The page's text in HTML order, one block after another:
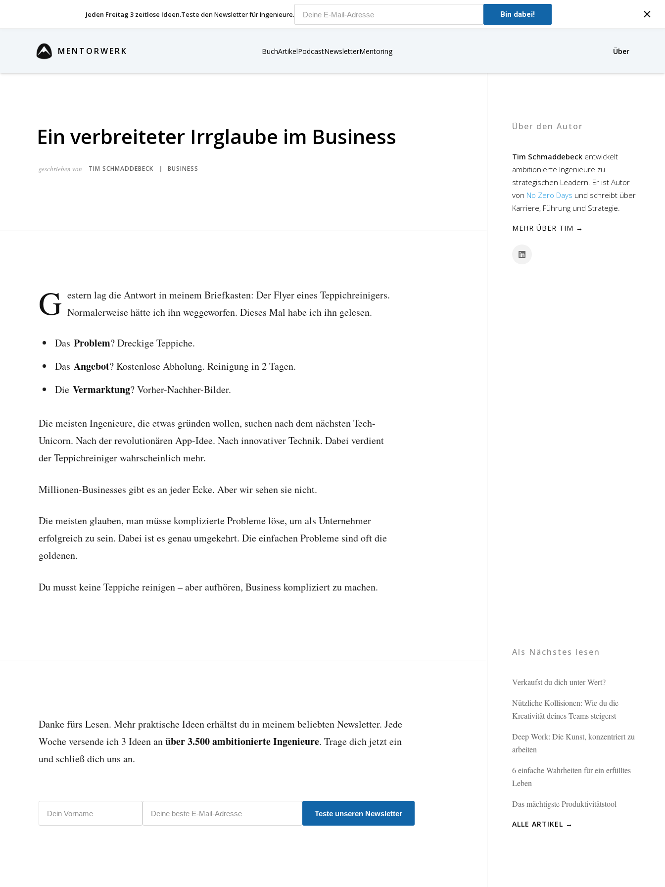
MENTORWERK BuchArtikelPodcastNewsletterMentoring
Jeden Freitag 3 zeitlose Ideen.Teste den Newsletter für Ingenieure.
E-Mail-Adresse
Bin dabei! ×
Über
Ein verbreiteter Irrglaube im Business
geschrieben von TIM SCHMADDEBECK BUSINESS
G estern lag die Antwort in meinem Briefkasten: Der Flyer eines Teppichreinigers.
Normalerweise hätte ich ihn weggeworfen. Dieses Mal habe ich ihn gelesen.
Das Problem? Dreckige Teppiche.
Das Angebot? Kostenlose Abholung. Reinigung in 2 Tagen.
Die Vermarktung? Vorher-Nachher-Bilder.
Die meisten Ingenieure, die etwas gründen wollen, suchen nach dem nächsten Tech-
Unicorn. Nach der revolutionären App-Idee. Nach innovativer Technik. Dabei verdient
der Teppichreiniger wahrscheinlich mehr.
Millionen-Businesses gibt es an jeder Ecke. Aber wir sehen sie nicht.
Die meisten glauben, man müsse komplizierte Probleme löse, um als Unternehmer
erfolgreich zu sein. Dabei ist es genau umgekehrt. Die einfachen Probleme sind oft die
goldenen.
Du musst keine Teppiche reinigen – aber aufhören, Business kompliziert zu machen.
Danke fürs Lesen. Mehr praktische Ideen erhältst du in meinem beliebten Newsletter. Jede
Woche versende ich 3 Ideen anüber 3.500 ambitionierte Ingenieure. Trage dich jetzt ein
und schließ dich uns an.
Teste unseren Newsletter
Über den Autor
Tim Schmaddebeck entwickelt
ambitionierte Ingenieure zu
strategischen Leadern. Er ist Autor
von No Zero Days und schreibt über
Karriere, Führung und Strategie.
MEHR ÜBER TIM →
Als Nächstes lesen
Verkaufst du dich unter Wert?
Nützliche Kollisionen: Wie du die
Kreativität deines Teams steigerst
Deep Work: Die Kunst, konzentriert zu
arbeiten
6 einfache Wahrheiten für ein erfülltes
Leben
Das mächtigste Produktivitätstool
ALLE ARTIKEL →